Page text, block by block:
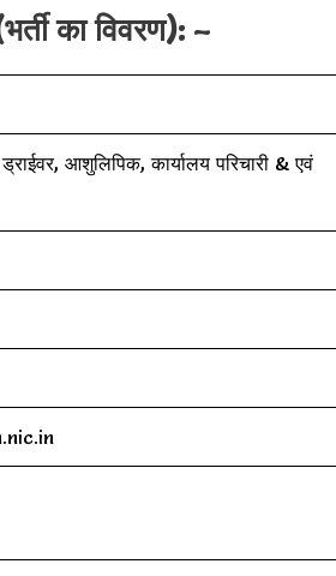
का विवरण): –
आशुलिपिक, कार्यालय परिचारी & एवं